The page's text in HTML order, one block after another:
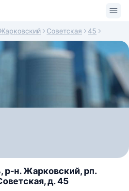
Жарковский Советская 45
р-н. Жарковский, рп.
д. 45